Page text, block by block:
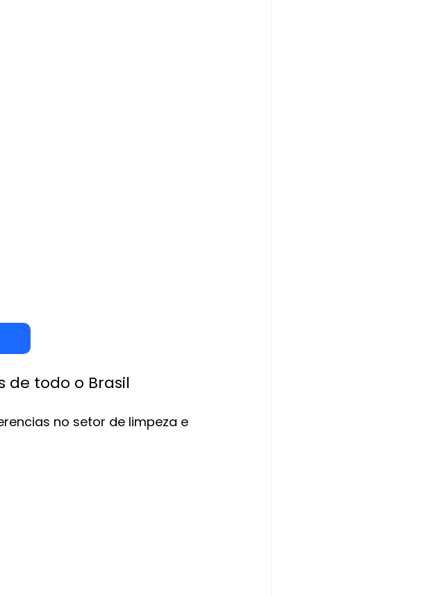
de todo o Brasil
no setor de limpeza e